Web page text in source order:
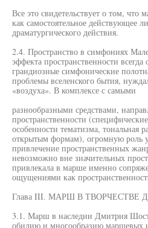
Все это свидетельствует о том, что
как самостоятельное действующее
драматургического действия.
2.4. Пространство в симфониях
эффекта пространственности
грандиозные симфонические
проблемы вселенского бытия,
«воздуха». В комплексе с самыми
разнообразными средствами,
пространственности
особенности тематизма, тональная
открытым формам), огромную роль
привлечение пространственных
невозможно вне значительных
привлекала в марше именно
ощущениями как
Глава III. МАРШ В ТВОРЧЕСТВЕ
3.1. Марш в наследии Дмитрия
обилию и многообразию маршевых